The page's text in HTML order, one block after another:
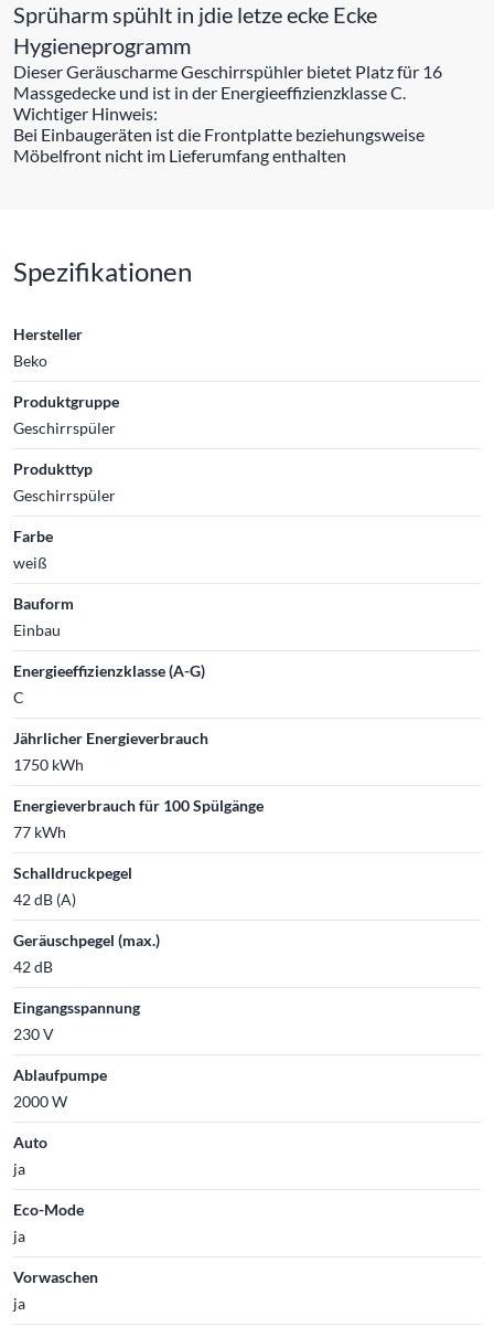
Sprüharm spühlt in jdie letze ecke Ecke
Hygieneprogramm
Dieser Geräuscharme Geschirrspühler bietet Platz für 16
Massgedecke und ist in der Energieeffizienzklasse C.
Wichtiger Hinweis:
Bei Einbaugeräten ist die Frontplatte beziehungsweise
Möbelfront nicht im Lieferumfang enthalten
Spezifikationen
Hersteller
Beko
Produktgruppe
Geschirrspüler
Produkttyp
Geschirrspüler
Farbe
weiß
Bauform
Einbau
Energieeffizienzklasse (A-G)
C
Jährlicher Energieverbrauch
1750 kWh
Energieverbrauch für 100 Spülgänge
77 kWh
Schalldruckpegel
42 dB (A)
Geräuschpegel (max.)
42 dB
Eingangsspannung
230 V
Ablaufpumpe
2000 W
Auto
ja
Eco-Mode
ja
Vorwaschen
ja